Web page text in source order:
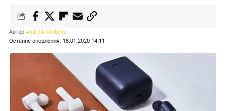
Останнє оновлення: 18.01.2020 14:11
Автор:Andrew Orobets